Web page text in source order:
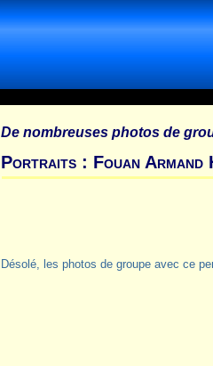
De nombreuses photos de
Portraits : Fouan Armand
Désolé, les photos de groupe avec ce